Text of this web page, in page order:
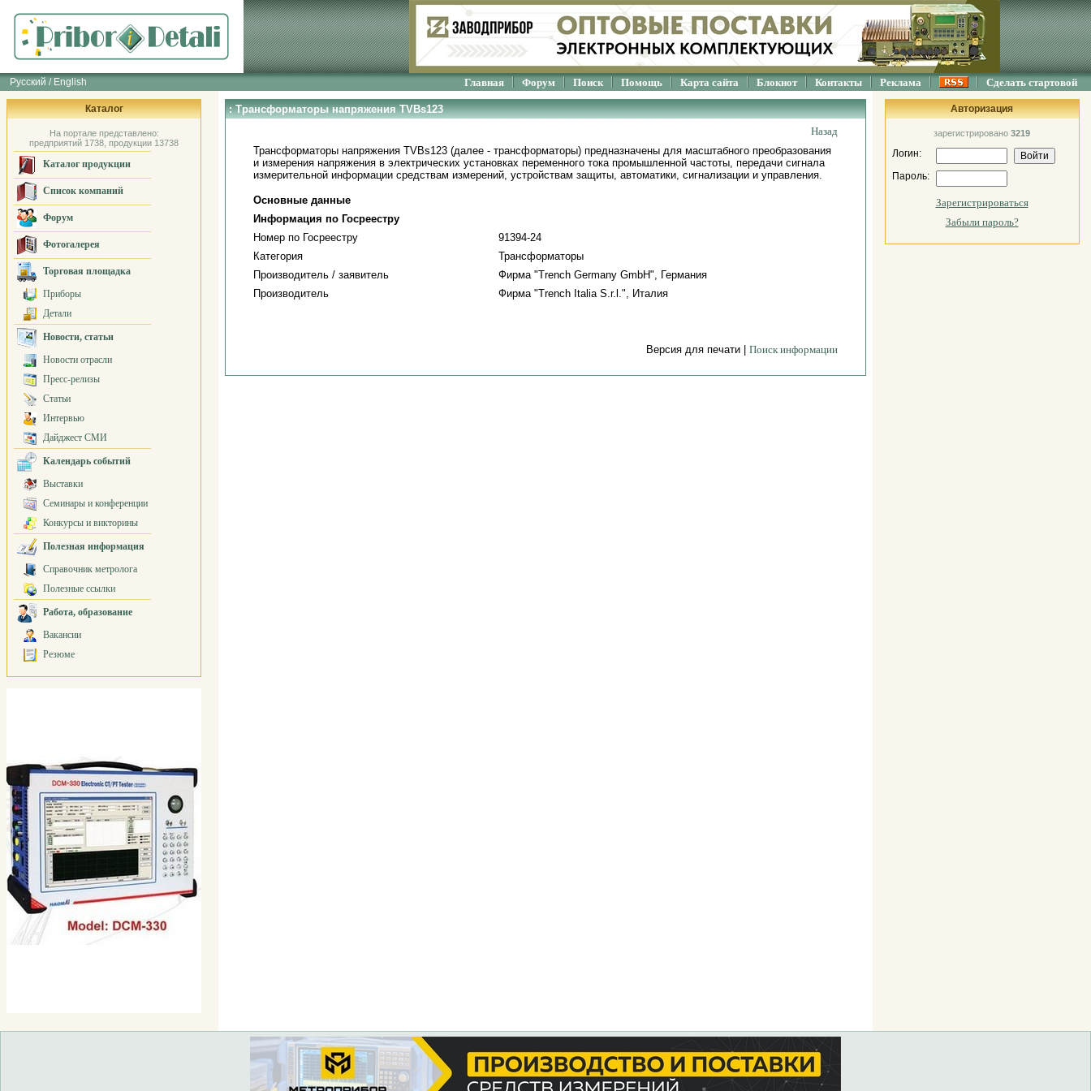
Русский / English Главная Форум Поиск Помощь Карта сайта Блокнот Контакты Реклама Сделать стартовой
Каталог
На портале представлено:
предприятий 1738, продукции 13738
Каталог продукции
Список компаний
Форум
Фотогалерея
Торговая площадка
Приборы
Детали
Новости, статьи
Новости отрасли
Пресс-релизы
Статьи
Интервью
Дайджест СМИ
Календарь событий
Выставки
Семинары и конференции
Конкурсы и викторины
Полезная информация
Справочник метролога
Полезные ссылки
Работа, образование
Вакансии
Резюме
: Трансформаторы напряжения TVBs123
Назад
Трансформаторы напряжения TVBs123 (далее - трансформаторы) предназначены для масштабного преобразования
и измерения напряжения в электрических установках переменного тока промышленной частоты, передачи сигнала
измерительной информации средствам измерений, устройствам защиты, автоматики, сигнализации и управления.
Основные данные
Информация по Госреестру
Номер по Госреестру
91394-24
Категория
Трансформаторы
Производитель / заявитель
Фирма "Trench Germany GmbH", Германия
Производитель
Фирма "Trench Italia S.r.l.", Италия
Версия для печати | Поиск информации
Авторизация
зарегистрировано 3219
Логин:
Пароль:
Зарегистрироваться
Забыли пароль?